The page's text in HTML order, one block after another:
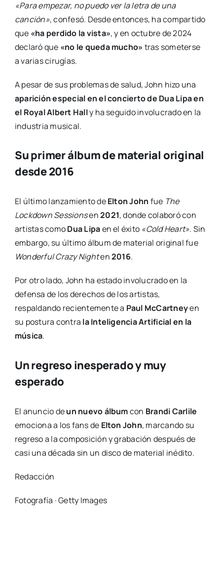
«Para empezar, no puedo ver la letra de una
canción», confesó. Desde entonces, ha compartido
que «ha perdido la vista», y en octubre de 2024
declaró que «no le queda mucho» tras someterse
a varias cirugías.
A pesar de sus problemas de salud, John hizo una
aparición especial en el concierto de Dua Lipa en
el Royal Albert Hally ha seguido involucrado en la
industria musical.
Su primer álbum de material original
desde 2016
El último lanzamiento deElton John fue The
Lockdown Sessionsen2021, donde colaboró con
artistas comoDua Lipaen el éxito «Cold Heart». Sin
embargo, su último álbum de material original fue
Wonderful Crazy Nighten2016.
Por otro lado, John ha estado involucrado en la
defensa de los derechos de los artistas,
respaldando recientemente a Paul McCartneyen
su postura contra la Inteligencia Artificial en la
música.
Un regreso inesperado y muy
esperado
El anuncio deun nuevo álbumcon Brandi Carlile
emociona a los fans de Elton John, marcando su
regreso a la composición y grabación después de
casi una década sin un disco de material inédito.
Redacción
Fotografía · Getty Images